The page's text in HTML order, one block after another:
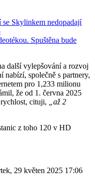
se Skylinkem nedopadají
Spuštěna bude
další vylepšování a rozvoj
společně s partnery,
pro 1,233 milionu
že od 1. června 2025
cituji, „až 2
z toho 120 v HD
29 květen 2025 17:06